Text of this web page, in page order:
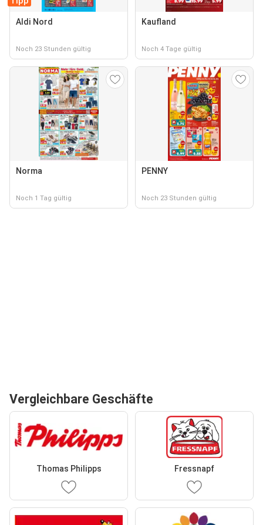
Aldi Nord
Noch 23 Stunden gültig
Kaufland
Noch 4 Tage gültig
Norma
Noch 1 Tag gültig
PENNY
Noch 23 Stunden gültig
Vergleichbare Geschäfte
Thomas Philipps Fressnapf